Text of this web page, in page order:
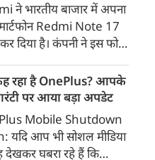
ने भारतीय बाजार में अपना
Redmi Note 17
दिया है। कंपनी ने इस फोन
8,000mAh की बड़ी बैटरी
Snapdragon
के साथ पेश किया है। फोन में
का मेन कैमरा दिया गया है।
Redmi Note 17 में
रहा है OnePlus? आपके
पर आया बड़ा अपडेट
Mobile Shutdown
यदि आप भी सोशल मीडिया
देखकर घबरा रहे हैं कि